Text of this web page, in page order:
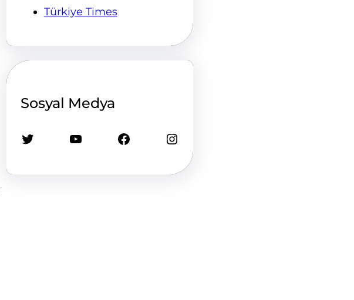
Türkiye Times
Sosyal Medya
Twitter YouTube Facebook Instagram